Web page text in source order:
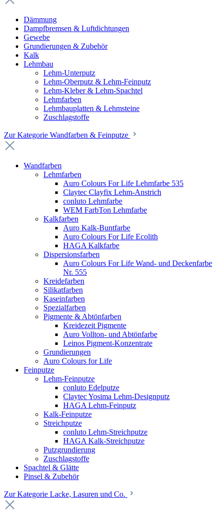
Dämmung
Dampfbremsen & Luftdichtungen
Gewebe
Grundierungen & Zubehör
Kalk
Lehmbau
Lehm-Unterputz
Lehm-Oberputz & Lehm-Feinputz
Lehm-Kleber & Lehm-Spachtel
Lehmfarben
Lehmbauplatten & Lehmsteine
Zuschlagstoffe
Zur Kategorie Wandfarben & Feinputze
Wandfarben
Lehmfarben
Auro Colours For Life Lehmfarbe 535
Claytec Clayfix Lehm-Anstrich
conluto Lehmfarbe
WEM FarbTon Lehmfarbe
Kalkfarben
Auro Kalk-Buntfarbe
Auro Colours For Life Ecolith
HAGA Kalkfarbe
Dispersionsfarben
Auro Colours For Life Wand- und Deckenfarbe
Nr. 555
Kreidefarben
Silikatfarben
Kaseinfarben
Spezialfarben
Pigmente & Abtönfarben
Kreidezeit Pigmente
Auro Vollton- und Abtönfarbe
Leinos Pigment-Konzentrate
Grundierungen
Auro Colours for Life
Feinputze
Lehm-Feinputze
conluto Edelputze
Claytec Yosima Lehm-Designputz
HAGA Lehm-Feinputz
Kalk-Feinputze
Streichputze
conluto Lehm-Streichputze
HAGA Kalk-Streichputze
Putzgrundierung
Zuschlagstoffe
Spachtel & Glätte
Pinsel & Zubehör
Zur Kategorie Lacke, Lasuren und Co.